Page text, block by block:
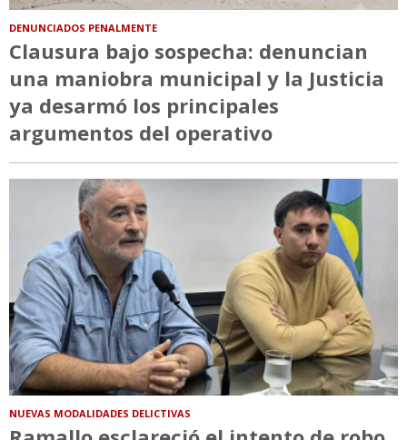
DENUNCIADOS PENALMENTE
Clausura bajo sospecha: denuncian
una maniobra municipal y la Justicia
ya desarmó los principales
argumentos del operativo
NUEVAS MODALIDADES DELICTIVAS